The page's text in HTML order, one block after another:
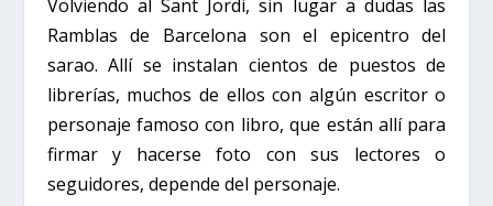
Volviendo alSant Jordi, sin lugar a dudas las
Ramblas de Barcelona son el epicentro del
sarao. Allí se instalan cientos de puestos de
librerías, muchos de ellos con algún escritor o
personaje famoso con libro, que están allí para
firmar y hacerse foto con sus lectores o
seguidores, depende del personaje.